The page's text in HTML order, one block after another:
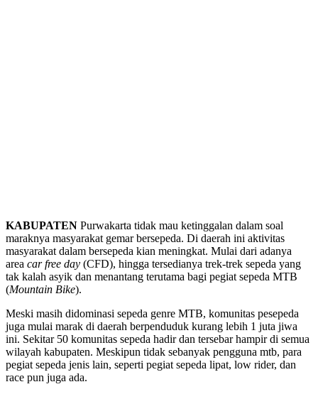
KABUPATEN Purwakarta tidak mau ketinggalan dalam soal
maraknya masyarakat gemar bersepeda. Di daerah ini aktivitas
masyarakat dalam bersepeda kian meningkat. Mulai dari adanya
area car free day (CFD), hingga tersedianya trek-trek sepeda yang
tak kalah asyik dan menantang terutama bagi pegiat sepeda MTB
(Mountain Bike).
Meski masih didominasi sepeda genre MTB, komunitas pesepeda
juga mulai marak di daerah berpenduduk kurang lebih 1 juta jiwa
ini. Sekitar 50 komunitas sepeda hadir dan tersebar hampir di semua
wilayah kabupaten. Meskipun tidak sebanyak pengguna mtb, para
pegiat sepeda jenis lain, seperti pegiat sepeda lipat, low rider, dan
race pun juga ada.